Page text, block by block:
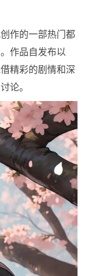
作的一部热门都
作品自发布以
精彩的剧情和深
论。